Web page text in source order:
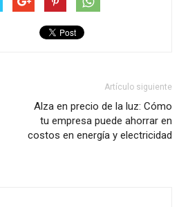
Artículo siguiente
Alza en precio de la luz: Cómo
tu empresa puede ahorrar en
costos en energía y electricidad